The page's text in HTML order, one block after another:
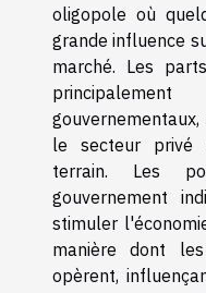
oligopole où
grande influence
marché. Les
le secteur privé
terrain. Les
gouvernement
stimuler
manière dont
opèrent,